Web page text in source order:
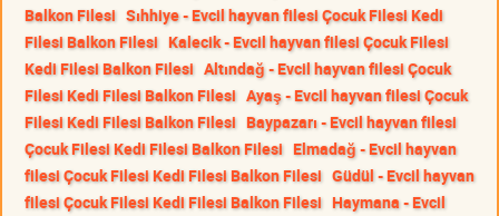
Balkon Filesi Sıhhiye - Evcil hayvan filesi Çocuk Filesi Kedi
Filesi Balkon Filesi Kalecik - Evcil hayvan filesi Çocuk Filesi
Kedi Filesi Balkon Filesi Altındağ - Evcil hayvan filesi Çocuk
Filesi Kedi Filesi Balkon Filesi Ayaş - Evcil hayvan filesi Çocuk
Filesi Kedi Filesi Balkon Filesi Baypazarı - Evcil hayvan filesi
Çocuk Filesi Kedi Filesi Balkon Filesi Elmadağ - Evcil hayvan
filesi Çocuk Filesi Kedi Filesi Balkon Filesi Güdül - Evcil hayvan
filesi Çocuk Filesi Kedi Filesi Balkon Filesi Haymana - Evcil